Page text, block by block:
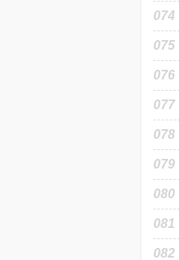
074
075
076
077
078
079
080
081
082